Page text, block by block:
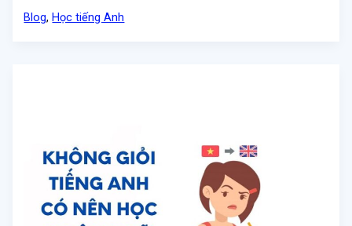
Blog,Học tiếng Anh